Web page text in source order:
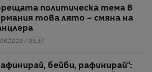
политическа тема в
това лято – смяна на
/ 06:37
бейби, рафинирай“: